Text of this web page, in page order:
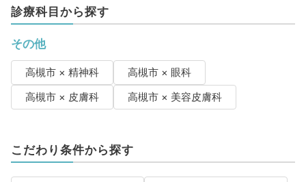
診療科目から探す
その他
高槻市 × 精神科
高槻市 × 眼科
高槻市 × 皮膚科
高槻市 × 美容皮膚科
こだわり条件から探す